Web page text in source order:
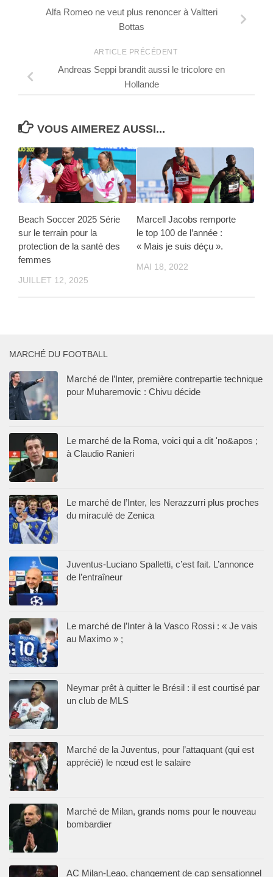
Alfa Romeo ne veut plus renoncer à Valtteri
Bottas
ARTICLE PRÉCÉDENT
Andreas Seppi brandit aussi le tricolore en
Hollande
VOUS AIMEREZ AUSSI...
Beach Soccer 2025 Série
sur le terrain pour la
protection de la santé des
femmes
JUILLET 12, 2025
Marcell Jacobs remporte
le top 100 de l’année :
« Mais je suis déçu ».
MAI 18, 2022
MARCHÉ DU FOOTBALL
Marché de l’Inter, première contrepartie technique
pour Muharemovic : Chivu décide
Le marché de la Roma, voici qui a dit 'no&apos ;
à Claudio Ranieri
Le marché de l’Inter, les Nerazzurri plus proches
du miraculé de Zenica
Juventus-Luciano Spalletti, c’est fait. L’annonce
de l’entraîneur
Le marché de l’Inter à la Vasco Rossi : « Je vais
au Maximo » ;
Neymar prêt à quitter le Brésil : il est courtisé par
un club de MLS
Marché de la Juventus, pour l’attaquant (qui est
apprécié) le nœud est le salaire
Marché de Milan, grands noms pour le nouveau
bombardier
AC Milan-Leao, changement de cap sensationnel